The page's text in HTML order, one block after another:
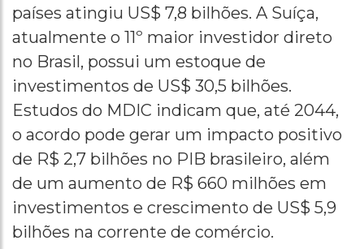
países atingiu US$ 7,8 bilhões. A Suíça,
atualmente o 11º maior investidor direto
no Brasil, possui um estoque de
investimentos de US$ 30,5 bilhões.
Estudos do MDIC indicam que, até 2044,
o acordo pode gerar um impacto positivo
de R$ 2,7 bilhões no PIB brasileiro, além
de um aumento de R$ 660 milhões em
investimentos e crescimento de US$ 5,9
bilhões na corrente de comércio.